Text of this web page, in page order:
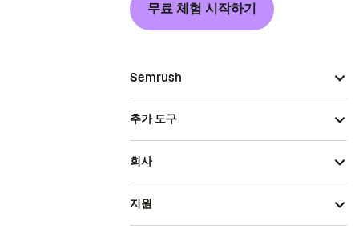
무료 체험 시작하기
Semrush
추가 도구
회사
지원